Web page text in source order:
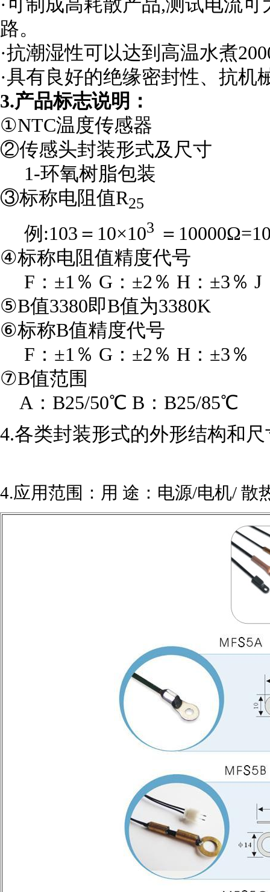
·可制成高耗散产品,测试电流
路。
·抗潮湿性可以达到高温水煮
·具有良好的绝缘密封性、抗机
3.产品标志说明：
①NTC温度传感器
②传感头封装形式及尺寸
1-环氧树脂包装
③标称电阻值R25
例:103＝10×103 ＝
④标称电阻值精度代号
F：±1％ G：±2％ H：±3％ J
⑤B值3380即B值为3380K
⑥标称B值精度代号
F：±1％ G：±2％ H：±3％
⑦B值范围
A：B25/50℃ B：B25/85℃
4.各类封装形式的外形结构和
4.应用范围：用 途：电源/电机/